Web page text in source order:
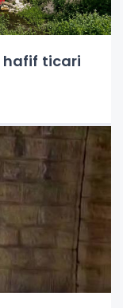
hafif ticari